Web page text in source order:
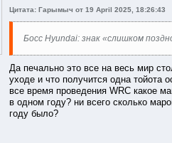
Цитата: Гарымыч от 19 April 2025, 18:26:43
Босс Hyundai: знак «слишком
Да печально это все на весь мир
уходе и что получится одна тойота
все время проведения WRC какое
в одном году? ни всего сколько
году было?